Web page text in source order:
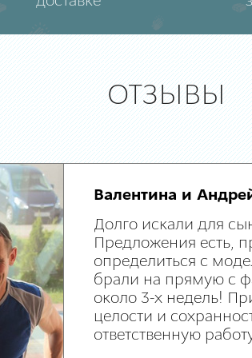
ОТЗЫВЫ
Валентина и
Долго искали для
Предложения есть,
определиться с
брали на прямую с
около 3-х недель!
целости и
ответственную